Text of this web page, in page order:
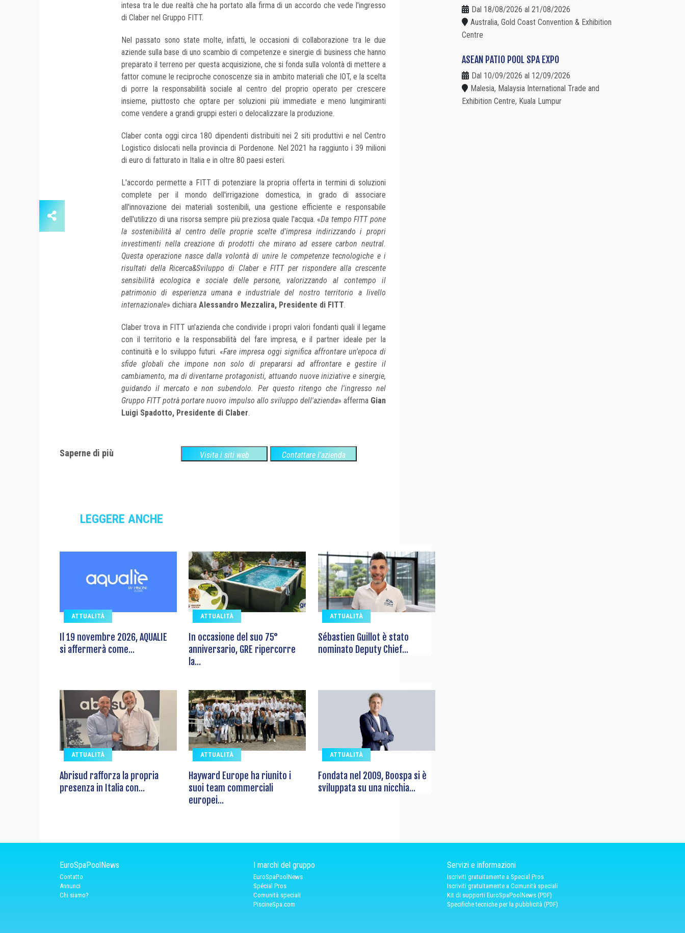
intesa tra le due realtà che ha portato alla firma di un accordo che vede l'ingresso
di Claber nel Gruppo FITT.
Nel passato sono state molte, infatti, le occasioni di collaborazione tra le due
aziende sulla base di uno scambio di competenze e sinergie di business che hanno
preparato il terreno per questa acquisizione, che si fonda sulla volontà di mettere a
fattor comune le reciproche conoscenze sia in ambito materiali che IOT, e la scelta
di porre la responsabilità sociale al centro del proprio operato per crescere
insieme, piuttosto che optare per soluzioni più immediate e meno lungimiranti
come vendere a grandi gruppi esteri o delocalizzare la produzione.
Claber conta oggi circa 180 dipendenti distribuiti nei 2 siti produttivi e nel Centro
Logistico dislocati nella provincia di Pordenone. Nel 2021 ha raggiunto i 39 milioni
di euro di fatturato in Italia e in oltre 80 paesi esteri.
L'accordo permette a FITT di potenziare la propria offerta in termini di soluzioni
complete per il mondo dell'irrigazione domestica, in grado di associare
all'innovazione dei materiali sostenibili, una gestione efficiente e responsabile
dell'utilizzo di una risorsa sempre più preziosa quale l'acqua. «Da tempo FITT pone
la sostenibilità al centro delle proprie scelte d'impresa indirizzando i propri
investimenti nella creazione di prodotti che mirano ad essere carbon neutral.
Questa operazione nasce dalla volontà di unire le competenze tecnologiche e i
risultati della Ricerca&Sviluppo di Claber e FITT per rispondere alla crescente
sensibilità ecologica e sociale delle persone, valorizzando al contempo il
patrimonio di esperienza umana e industriale del nostro territorio a livello
internazionale» dichiara Alessandro Mezzalira, Presidente di FITT.
Claber trova in FITT un'azienda che condivide i propri valori fondanti quali il legame
con il territorio e la responsabilità del fare impresa, e il partner ideale per la
continuità e lo sviluppo futuri. «Fare impresa oggi significa affrontare un'epoca di
sfide globali che impone non solo di prepararsi ad affrontare e gestire il
cambiamento, ma di diventarne protagonisti, attuando nuove iniziative e sinergie,
guidando il mercato e non subendolo. Per questo ritengo che l'ingresso nel
Gruppo FITT potrà portare nuovo impulso allo sviluppo dell'azienda» afferma Gian
Luigi Spadotto, Presidente di Claber.
Saperne di più Visita i siti web Contattare l'azienda
LEGGERE ANCHE
ATTUALITÀ
Il 19 novembre 2026, AQUALIE
si affermerà come...
ATTUALITÀ
In occasione del suo 75°
anniversario, GRE ripercorre
la...
ATTUALITÀ
Sébastien Guillot è stato
nominato Deputy Chief...
ATTUALITÀ
Abrisud rafforza la propria
presenza in Italia con...
ATTUALITÀ
Hayward Europe ha riunito i
suoi team commerciali
europei...
ATTUALITÀ
Fondata nel 2009, Boospa si è
sviluppata su una nicchia...
Dal 18/08/2026 al 21/08/2026
Australia, Gold Coast Convention & Exhibition
Centre
ASEAN PATIO POOL SPA EXPO
Dal 10/09/2026 al 12/09/2026
Malesia, Malaysia International Trade and
Exhibition Centre, Kuala Lumpur
EuroSpaPoolNews
Contatto
Annunci
Chi siamo?
I marchi del gruppo
EuroSpaPoolNews
Spécial Pros
Comunità speciali
PiscineSpa.com
Servizi e informazioni
Iscriviti gratuitamente a Special Pros
Iscriviti gratuitamente a Comunità speciali
Kit di supporti EuroSpaPoolNews (PDF)
Specifiche tecniche per la pubblicità (PDF)